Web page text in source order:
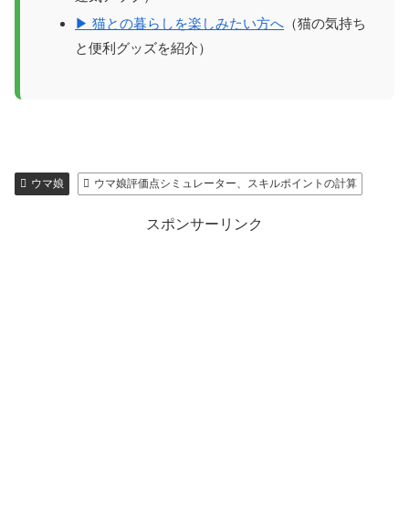
▶ 猫との暮らしを楽しみたい方へ （猫の気持ち
と便利グッズを紹介）
ウマ娘 ウマ娘評価点シミュレーター、スキルポイントの計算
スポンサーリンク